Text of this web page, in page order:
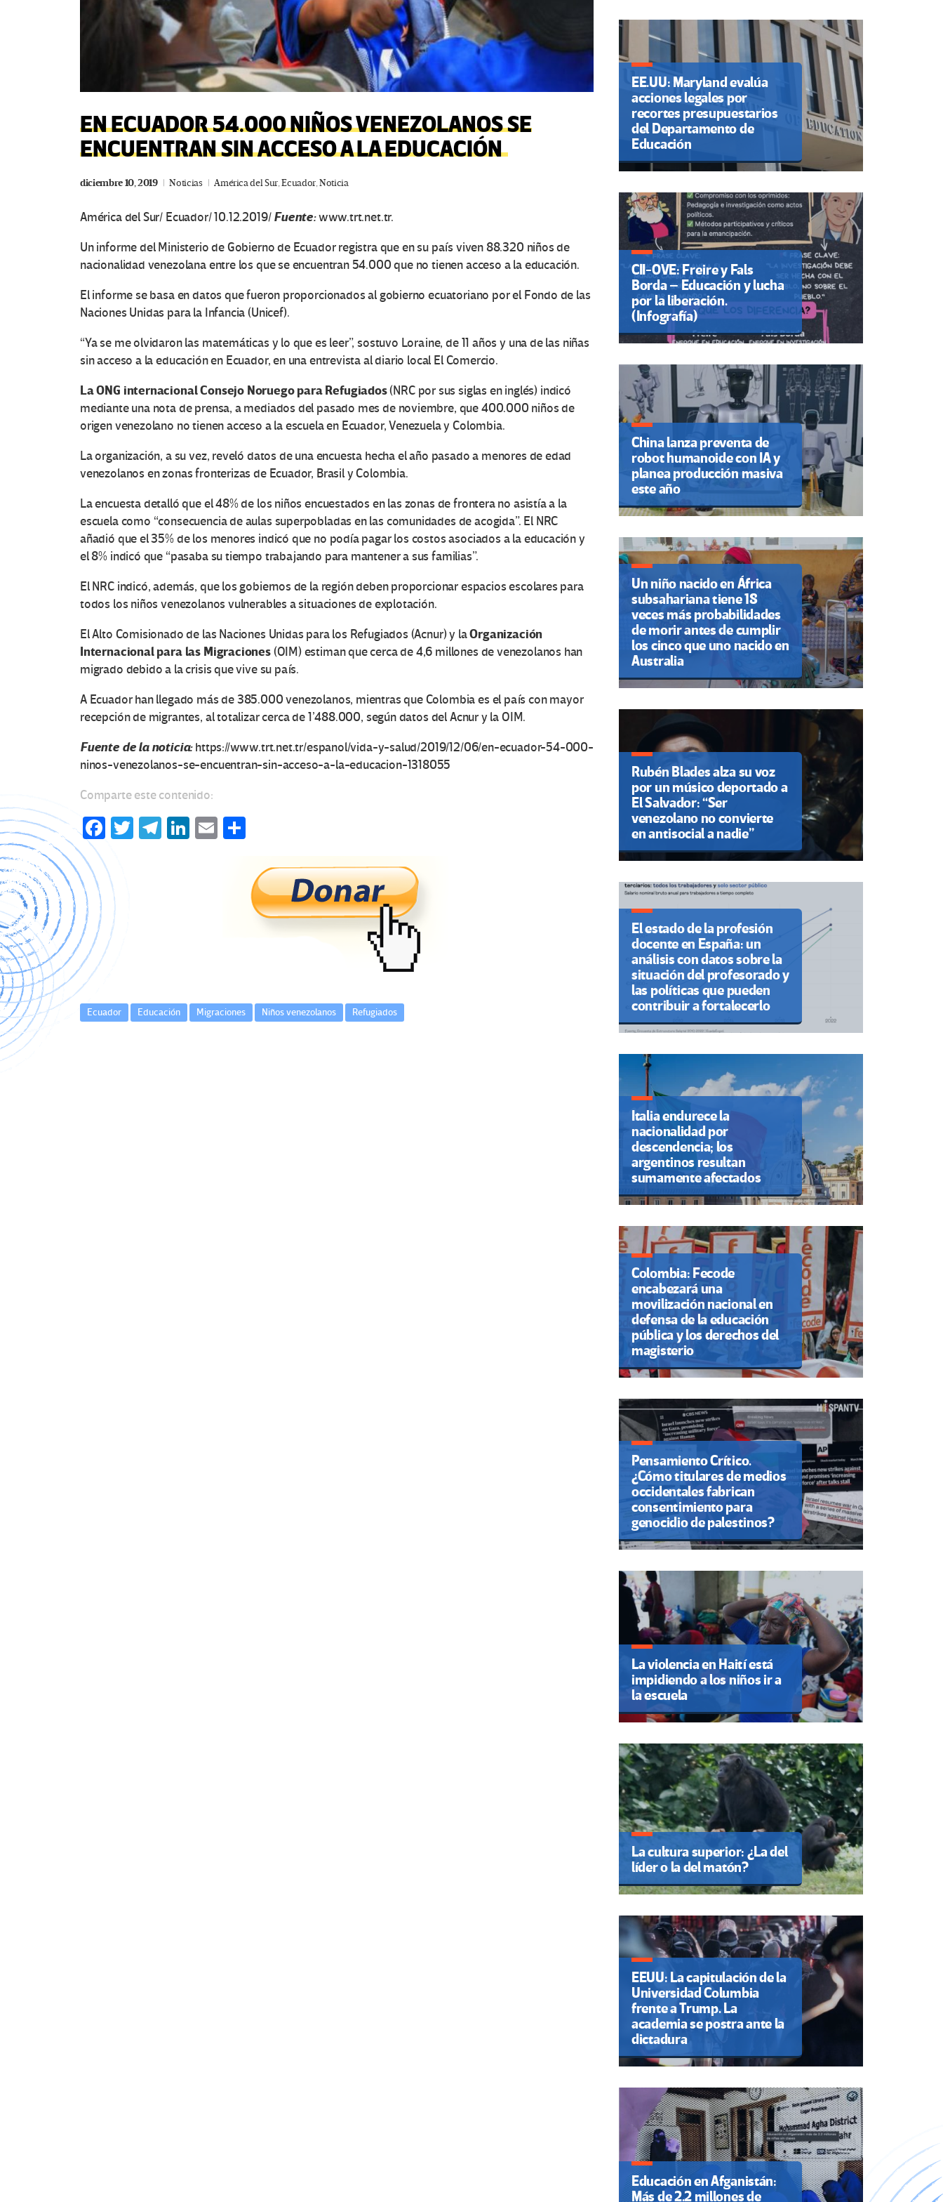
EN ECUADOR 54.000 NIÑOS VENEZOLANOS SE
ENCUENTRAN SIN ACCESO A LA EDUCACIÓN
diciembre 10, 2019 Noticias América del Sur,Ecuador,Noticia
América del Sur/ Ecuador/ 10.12.2019/Fuente:www.trt.net.tr.
Un informe del Ministerio de Gobierno de Ecuador registra que en su país viven 88.320 niños de
nacionalidad venezolana entre los que se encuentran 54.000 que no tienen acceso a la educación.
El informe se basa en datos que fueron proporcionados al gobierno ecuatoriano por el Fondo de las
Naciones Unidas para la Infancia (Unicef).
“Ya se me olvidaron las matemáticas y lo que es leer”, sostuvo Loraine, de 11 años y una de las niñas
sin acceso a la educación en Ecuador, en una entrevista al diario local El Comercio.
La ONG internacional Consejo Noruego para Refugiados(NRC por sus siglas en inglés) indicó
mediante una nota de prensa, a mediados del pasado mes de noviembre, que 400.000 niños de
origen venezolano no tienen acceso a la escuela en Ecuador, Venezuela y Colombia.
La organización, a su vez, reveló datos de una encuesta hecha el año pasado a menores de edad
venezolanos en zonas fronterizas de Ecuador, Brasil y Colombia.
La encuesta detalló que el 48% de los niños encuestados en las zonas de frontera no asistía a la
escuela como “consecuencia de aulas superpobladas en las comunidades de acogida”. El NRC
añadió que el 35% de los menores indicó que no podía pagar los costos asociados a la educación y
el 8% indicó que “pasaba su tiempo trabajando para mantener a sus familias”.
El NRC indicó, además, que los gobiernos de la región deben proporcionar espacios escolares para
todos los niños venezolanos vulnerables a situaciones de explotación.
El Alto Comisionado de las Naciones Unidas para los Refugiados (Acnur) y laOrganización
Internacional para las Migraciones(OIM) estiman que cerca de 4,6 millones de venezolanos han
migrado debido a la crisis que vive su país.
A Ecuador han llegado más de 385.000 venezolanos, mientras que Colombia es el país con mayor
recepción de migrantes, al totalizar cerca de 1’488.000, según datos del Acnur y la OIM.
Fuente de la noticia:https://www.trt.net.tr/espanol/vida-y-salud/2019/12/06/en-ecuador-54-000-
ninos-venezolanos-se-encuentran-sin-acceso-a-la-educacion-1318055
Comparte este contenido:
Fa
b
o
o
k
T
Te Li
E
m
p
ar
Ecuador Educación Migraciones Niños venezolanos Refugiados
EE.UU: Maryland evalúa
acciones legales por
recortes presupuestarios
del Departamento de
Educación
CII-OVE: Freire y Fals
Borda – Educación y lucha
por la liberación.
(Infografía)
China lanza preventa de
robot humanoide con IA y
planea producción masiva
este año
Un niño nacido en África
subsahariana tiene 18
veces más probabilidades
de morir antes de cumplir
los cinco que uno nacido en
Australia
Rubén Blades alza su voz
por un músico deportado a
El Salvador: “Ser
venezolano no convierte
en antisocial a nadie”
El estado de la profesión
docente en España: un
análisis con datos sobre la
situación del profesorado y
las políticas que pueden
contribuir a fortalecerlo
Italia endurece la
nacionalidad por
descendencia; los
argentinos resultan
sumamente afectados
Colombia: Fecode
encabezará una
movilización nacional en
defensa de la educación
pública y los derechos del
magisterio
Pensamiento Crítico.
¿Cómo titulares de medios
occidentales fabrican
consentimiento para
genocidio de palestinos?
La violencia en Haití está
impidiendo a los niños ir a
la escuela
La cultura superior: ¿La del
líder o la del matón?
EEUU: La capitulación de la
Universidad Columbia
frente a Trump. La
academia se postra ante la
dictadura
Educación en Afganistán:
Más de 2.2 millones de